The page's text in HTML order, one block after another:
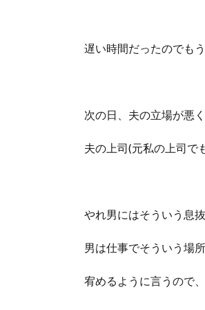
遅い時間だったのでも
次の日、夫の立場が悪
夫の上司(元私の上司で
やれ男にはそういう息抜
男は仕事でそういう場
宥めるように言うので、